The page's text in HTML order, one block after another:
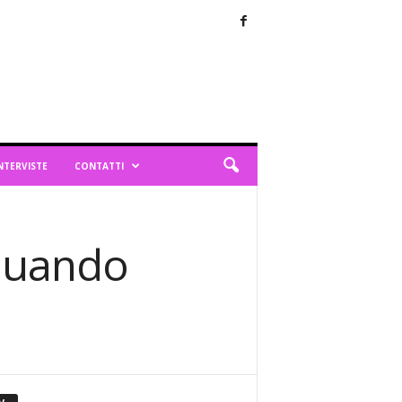
CONTATTI